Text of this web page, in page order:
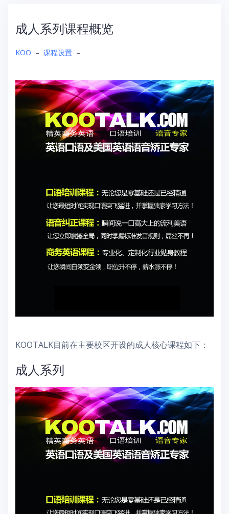
成人系列课程概览
KOO – 课程设置 –
KOOTALK目前在主要校区开设的成人核心课程如下：
成人系列